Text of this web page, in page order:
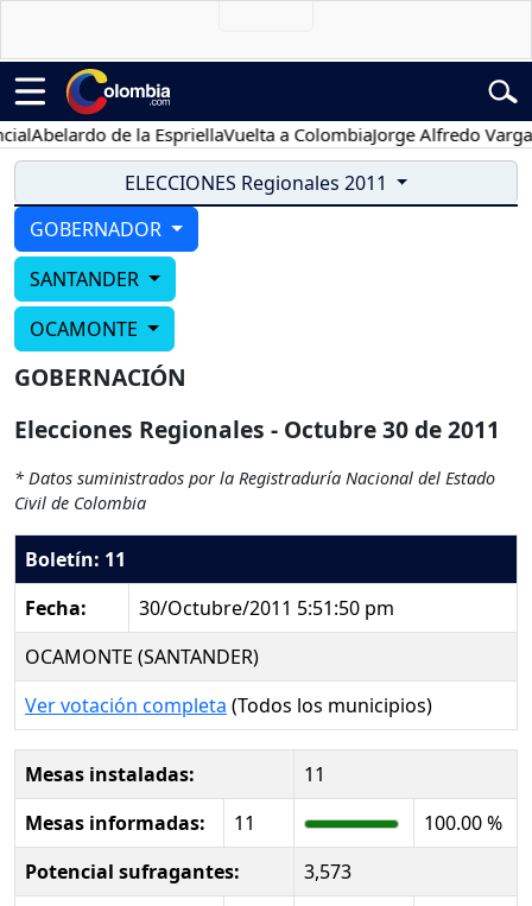
Abelardo de la EspriellaVuelta a ColombiaJorge Alfredo Vargas
ELECCIONES Regionales 2011
GOBERNADOR
SANTANDER
OCAMONTE
GOBERNACIÓN
Elecciones Regionales - Octubre 30 de 2011
* Datos suministrados por la Registraduría Nacional del Estado
Civil de Colombia
Boletín: 11
Fecha:
30/Octubre/2011 5:51:50 pm
OCAMONTE (SANTANDER)
Ver votación completa (Todos los municipios)
Mesas instaladas:
11
Mesas informadas:
11
100.00 %
Potencial sufragantes:
3,573